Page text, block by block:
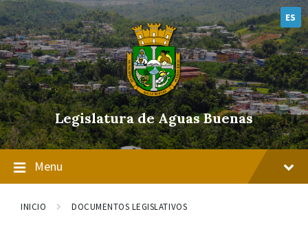
Skip
to
content
Skip
to
main
navigation
Skip
to
footer
ES
Legislatura de Aguas Buenas
Menu
INICIO DOCUMENTOS LEGISLATIVOS